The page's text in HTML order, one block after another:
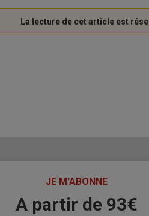
JE M'ABONNE
A partir de 93€